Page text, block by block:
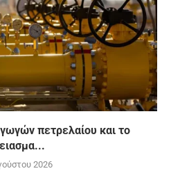
πετρελαίου και το
2026